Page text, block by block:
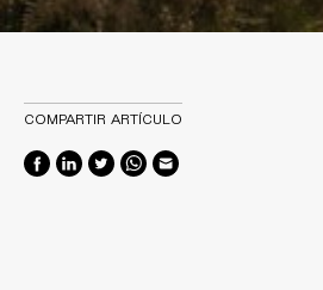
COMPARTIR ARTÍCULO